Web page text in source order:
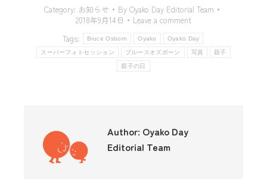
Category: お知らせ By Oyako Day Editorial Team
2018年9月14日
Leave a comment
Tags:
Bruce Osborn Oyako Oyako Day
スーパーフォトセッション ブルースオズボーン 写真 親子
親子の日
Author: Oyako Day
Editorial Team